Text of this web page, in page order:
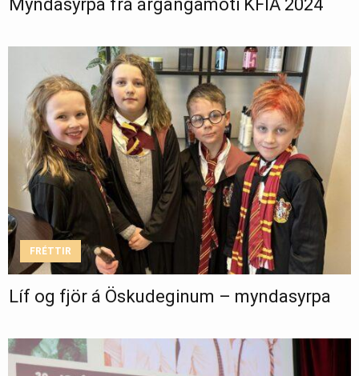
Myndasyrpa frá árgangamóti KFÍA 2024
FRÉTTIR
Líf og fjör á Öskudeginum – myndasyrpa